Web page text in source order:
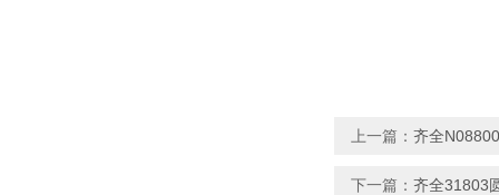
上一篇： 齐全
下一篇： 齐全31803